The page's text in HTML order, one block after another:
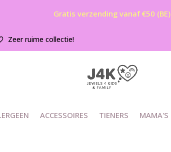
ACCESSOIRES TIENERS MAMA'S
Zeer ruime collectie!
Gratis verzending vanaf €50 (BE)